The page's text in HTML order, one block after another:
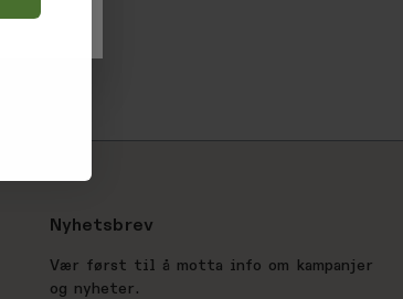
Nyhetsbrev
Vær først til å motta info om kampanjer
og nyheter.